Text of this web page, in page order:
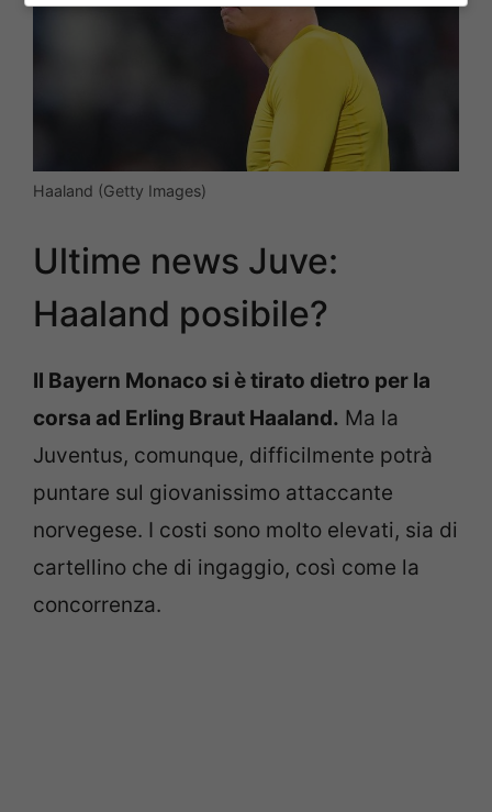
Haaland (Getty Images)
Ultime news Juve:
Haaland posibile?
Il Bayern Monaco si è tirato dietro per la
corsa ad Erling Braut Haaland. Ma la
Juventus, comunque, difficilmente potrà
puntare sul giovanissimo attaccante
norvegese. I costi sono molto elevati, sia di
cartellino che di ingaggio, così come la
concorrenza.